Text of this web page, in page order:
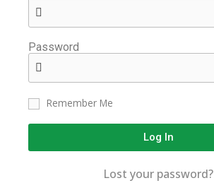
Password
Remember Me
Log In
Lost your password?